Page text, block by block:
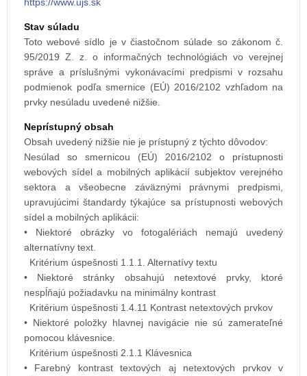
Stav súladu
Toto webové sídlo je v čiastočnom súlade so zákonom č.
95/2019 Z. z. o informačných technológiách vo verejnej
správe a príslušnými vykonávacími predpismi v rozsahu
podmienok podľa smernice (EÚ) 2016/2102 vzhľadom na
prvky nesúladu uvedené nižšie.
Neprístupný obsah
Obsah uvedený nižšie nie je prístupný z týchto dôvodov:
Nesúlad so smernicou (EÚ) 2016/2102 o prístupnosti
webových sídel a mobilných aplikácií subjektov verejného
sektora a všeobecne záväznými právnymi predpismi,
upravujúcimi štandardy týkajúce sa prístupnosti webových
sídel a mobilných aplikácii:
• Niektoré obrázky vo fotogalériách nemajú uvedený
alternatívny text.
Kritérium úspešnosti 1.1.1. Alternatívy textu
• Niektoré stránky obsahujú netextové prvky, ktoré
nespĺňajú požiadavku na minimálny kontrast
Kritérium úspešnosti 1.4.11 Kontrast netextových prvkov
• Niektoré položky hlavnej navigácie nie sú zamerateľné
pomocou klávesnice.
Kritérium úspešnosti 2.1.1 Klávesnica
• Farebný kontrast textových aj netextových prvkov v